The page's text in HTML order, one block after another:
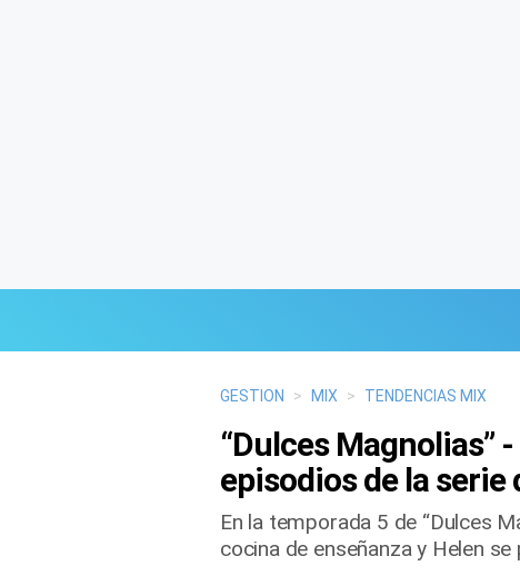
GESTION > MIX > TENDENCIAS MIX
“Dulces Magnolias”
episodios de la serie
En la temporada 5 de “Dulces
cocina de enseñanza y Helen